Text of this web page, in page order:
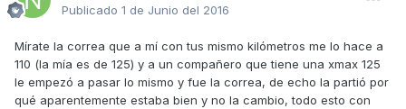
Publicado 1 de Junio del 2016
Mírate la correa que a mí con tus mismo kilómetros me lo hace a
110 (la mía es de 125) y a un compañero que tiene una xmax 125
le empezó a pasar lo mismo y fue la correa, de echo la partió por
qué aparentemente estaba bien y no la cambio, todo esto con